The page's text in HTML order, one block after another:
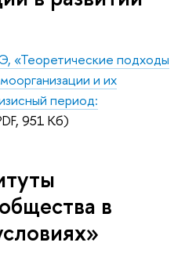
«Теоретические подходы
и их
период:
951 Кб)
в